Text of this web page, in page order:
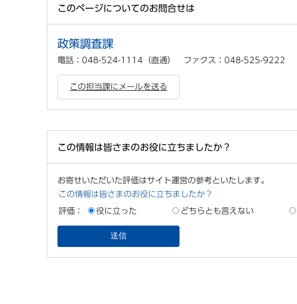
このページについてのお問合せは
政策調査課
電話：048-524-1114（直通） ファクス：048-525-9222
この担当課にメールを送る
この情報は皆さまのお役に立ちましたか？
お寄せいただいた評価はサイト運営の参考といたします。
この情報は皆さまのお役に立ちましたか？
評価： 役に立った どちらとも言えない